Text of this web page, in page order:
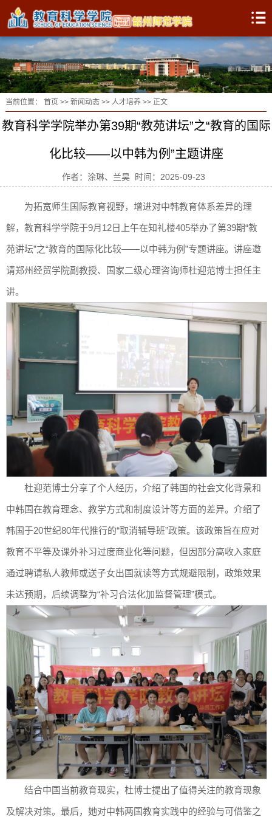
当前位置： 首页 >> 新闻动态>> 人才培养>> 正文
教育科学学院举办第39期“教苑讲坛”之“教育的国际
化比较——以中韩为例”主题讲座
作者：涂琳、兰昊 时间：2025-09-23
为拓宽师生国际教育视野，增进对中韩教育体系差异的理
解，教育科学学院于9月12日上午在知礼楼405举办了第39期“教
苑讲坛”之“教育的国际化比较——以中韩为例”专题讲座。讲座邀
请郑州经贸学院副教授、国家二级心理咨询师杜迎范博士担任主
讲。
杜迎范博士分享了个人经历，介绍了韩国的社会文化背景和
中韩国在教育理念、教学方式和制度设计等方面的差异。介绍了
韩国于20世纪80年代推行的“取消辅导班”政策。该政策旨在应对
教育不平等及课外补习过度商业化等问题，但因部分高收入家庭
通过聘请私人教师或送子女出国就读等方式规避限制，政策效果
未达预期，后续调整为“补习合法化加监督管理”模式。
结合中国当前教育现实，杜博士提出了值得关注的教育现象
及解决对策。最后，她对中韩两国教育实践中的经验与可借鉴之